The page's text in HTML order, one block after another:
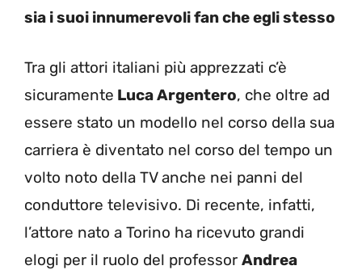
sia i suoi innumerevoli fan che egli stesso
Tra gli attori italiani più apprezzati c’è
sicuramente Luca Argentero, che oltre ad
essere stato un modello nel corso della sua
carriera è diventato nel corso del tempo un
volto noto della TV anche nei panni del
conduttore televisivo. Di recente, infatti,
l’attore nato a Torino ha ricevuto grandi
elogi per il ruolo del professor Andrea